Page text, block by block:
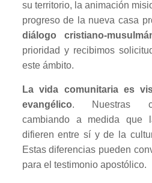
su territorio, la animación
progreso de la nueva casa
diálogo cristiano-
prioridad y recibimos
este ámbito.
La vida comunitaria es
evangélico. Nuestras
cambiando a medida que
difieren entre sí y de la
Estas diferencias pueden
para el testimonio apostólico.